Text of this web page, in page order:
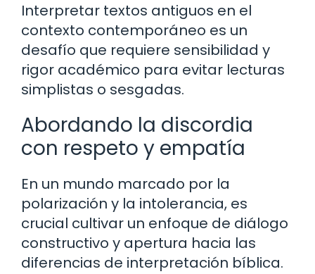
Interpretar textos antiguos en el
contexto contemporáneo es un
desafío que requiere sensibilidad y
rigor académico para evitar lecturas
simplistas o sesgadas.
Abordando la discordia
con respeto y empatía
En un mundo marcado por la
polarización y la intolerancia, es
crucial cultivar un enfoque de diálogo
constructivo y apertura hacia las
diferencias de interpretación bíblica.